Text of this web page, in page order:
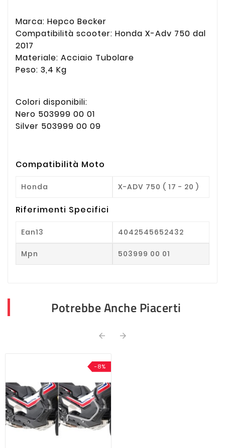
Marca: Hepco Becker
Compatibilità scooter: Honda X-Adv 750 dal
2017
Materiale: Acciaio Tubolare
Peso: 3,4 Kg
Colori disponibili:
Nero 503999 00 01
Silver 503999 00 09
Compatibilità Moto
Honda X-ADV 750 ( 17 - 20 )
Riferimenti Specifici
Ean13 4042545652432
Mpn 503999 00 01
Potrebbe Anche Piacerti
 
-8%